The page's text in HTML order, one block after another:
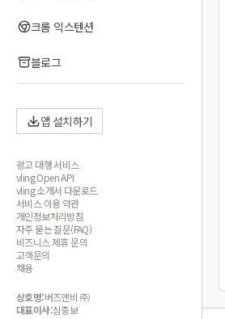
크롬 익스텐션
블로그
앱 설치하기
광고 대행 서비스
vling Open API
vling 소개서 다운로드
서비스 이용 약관
개인정보처리방침
자주 묻는 질문(FAQ)
비즈니스 제휴 문의
고객문의
채용
상호명:버즈앤비 ㈜
대표이사:심충보